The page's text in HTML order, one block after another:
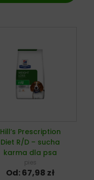
Hill’s Prescription
Diet R/D – sucha
karma dla psa
pies
Od:67,98 zł